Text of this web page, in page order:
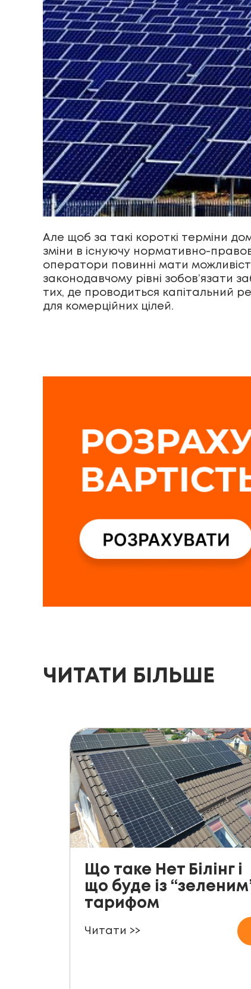
Але щоб за такі короткі терміни
зміни в існуючу нормативно-
оператори повинні мати
законодавчому рівні зобов’язати
тих, де проводиться капітальний
для комерційних цілей.
ЧИТАТИ БІЛЬШЕ
Що таке Нет Білінг і
що буде із
тарифом
Читати >>